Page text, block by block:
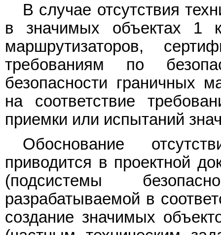
В случае отсутствия
в значимых объектах 1
маршрутизаторов,
требованиям по
безопасности граничных
на соответствие
приемки или испытаний
Обоснование
приводится в проектной
(подсистемы
разрабатываемой в
создание значимых